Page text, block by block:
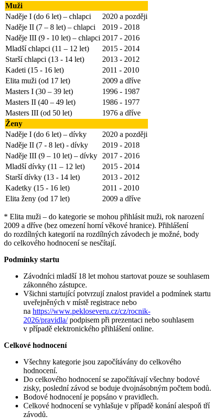
Muži
Naděje I (do 6 let) – chlapci
2020 a později
Naděje II (7 – 8 let) – chlapci
2019 - 2018
Naděje III (9 - 10 let) – chlapci 2017 - 2016
Mladší chlapci (11 – 12 let)
2015 - 2014
Starší chlapci (13 - 14 let)
2013 - 2012
Kadeti (15 - 16 let)
2011 - 2010
Elita muži (od 17 let)
2009 a dříve
Masters I (30 – 39 let)
1996 - 1987
Masters II (40 – 49 let)
1986 - 1977
Masters III (od 50 let)
1976 a dříve
Ženy
Naděje I (do 6 let) – dívky
2020 a později
Naděje II (7 - 8 let) - dívky
2019 - 2018
Naděje III (9 – 10 let) – dívky
2017 - 2016
Mladší dívky (11 – 12 let)
2015 - 2014
Starší dívky (13 - 14 let)
2013 - 2012
Kadetky (15 - 16 let)
2011 - 2010
Elita ženy (od 17 let)
2009 a dříve
* Elita muži – do kategorie se mohou přihlásit muži, rok narození
2009 a dříve (bez omezení horní věkové hranice). Přihlášení
do rozdílných kategorií na rozdílných závodech je možné, body
do celkového hodnocení se nesčítají.
Podmínky startu
Závodníci mladší 18 let mohou startovat pouze se souhlasem
zákonného zástupce.
Všichni startující potvrzují znalost pravidel a podmínek startu
uveřejněných v místě registrace nebo
na https://www.pekloseveru.cz/cz/rocnik-
2026/pravidla/podpisem při prezentaci nebo souhlasem
v případě elektronického přihlášení online.
Celkové hodnocení
Všechny kategorie jsou započítávány do celkového
hodnocení.
Do celkového hodnocení se započítávají všechny bodové
zisky, poslední závod se boduje dvojnásobným počtem bodů.
Bodové hodnocení je popsáno v pravidlech.
Celkové hodnocení se vyhlašuje v případě konání alespoň tří
závodů.